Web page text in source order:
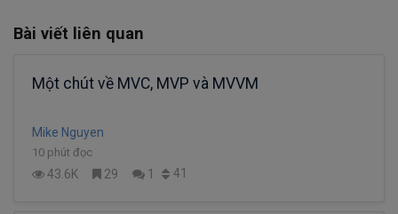
Bài viết liên quan
Một chút về MVC, MVP và MVVM
Mike Nguyen
10 phút đọc
43.6K 29 1 41